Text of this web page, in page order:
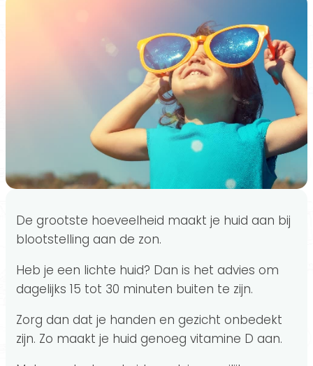
De grootste hoeveelheid maakt je huid aan bij
blootstelling aan de zon.
Heb je een lichte huid? Dan is het advies om
dagelijks 15 tot 30 minuten buiten te zijn.
Zorg dan dat je handen en gezicht onbedekt
zijn. Zo maakt je huid genoeg vitamine D aan.